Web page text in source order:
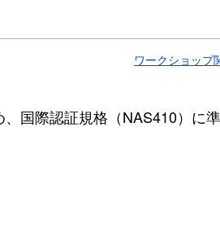
ワークショップ
国際認証規格（NAS410）に